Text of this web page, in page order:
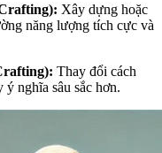
Xây dựng hoặc
năng lượng tích cực và
Thay đổi cách
nghĩa sâu sắc hơn.